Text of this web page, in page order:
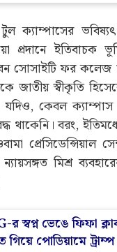
ক্যাম্পাসের
প্রদানে ইতিবাচক
সোসাইটি ফর কলেজ
জাতীয় স্বীকৃতি
যদিও, কেবল ক্যাম্পাস
থাকেনি। বরং,
প্রেসিডেন্সিয়াল
মিশ্র
র স্বপ্ন ভেঙে ফিফা
গিয়ে পোডিয়ামে